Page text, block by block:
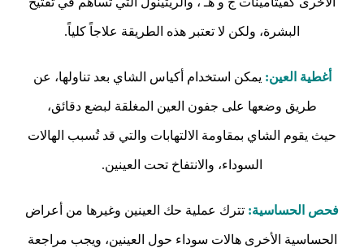
البشرة، ولكن لا تعتبر هذه الطريقة علاجاً كلياً.
أغطية العين: يمكن استخدام أكياس الشاي بعد تناولها، عن
طريق وضعها على جفون العين المغلقة لبضع دقائق،
حيث يقوم الشاي بمقاومة الالتهابات والتي قد تُسبب الهالات
السوداء، والانتفاخ تحت العينين.
فحص الحساسية: تترك عملية حك العينين وغيرها من أعراض
الحساسية الأخرى هالات سوداء حول العينين، ويجب مراجعة